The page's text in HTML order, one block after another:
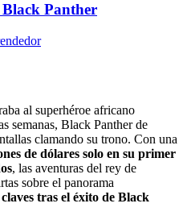
Black Panther
al superhéroe africano
semanas, Black Panther de
clamando su trono. Con una
de dólares solo en su primer
, las aventuras del rey de
sobre el panorama
claves tras el éxito de Black